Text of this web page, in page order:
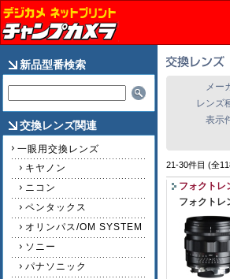
新品型番検索
交換レンズ関連
一眼用交換レンズ
キヤノン
ニコン
ペンタックス
オリンパス/OM SYSTEM
ソニー
パナソニック
メー
レンズ
表示
21-30件目 (全
フォクトレ
フォクト